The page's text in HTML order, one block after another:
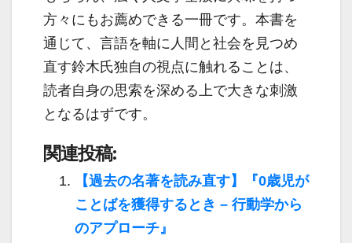
方々にもお薦めできる一冊です。本書を
通じて、言語を軸に人間と社会を見つめ
直す鈴木氏独自の視点に触れることは、
読者自身の思索を深める上で大きな刺激
となるはずです。
関連投稿:
【過去の名著を読み直す】『0歳児が
ことばを獲得するとき – 行動学から
のアプローチ』